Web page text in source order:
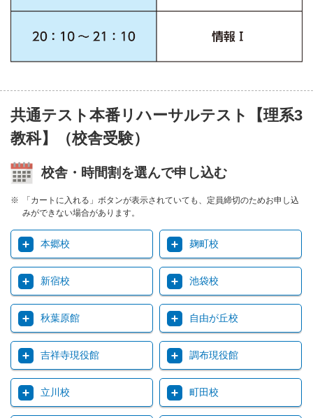
共通テスト本番リハーサルテスト【理系3
教科】（校舎受験）
校舎・時間割を選んで申し込む
「カートに入れる」ボタンが表示されていても、定員締切のためお申し込
みができない場合があります。
本郷校 麹町校
新宿校 池袋校
秋葉原館 自由が丘校
吉祥寺現役館 調布現役館
立川校 町田校